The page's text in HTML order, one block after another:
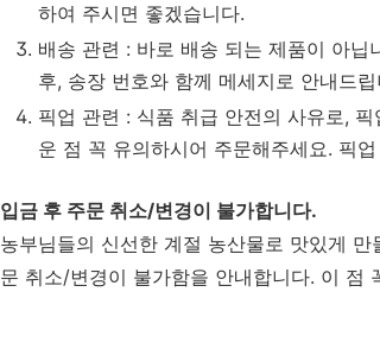
하여 주시면 좋겠습니다.
배송 관련 : 바로 배송 되는 제품이 아
후, 송장 번호와 함께 메세지로 안내드립
픽업 관련 : 식품 취급 안전의 사유로,
운 점 꼭 유의하시어 주문해주세요. 픽
입금 후 주문 취소/변경이 불가합니다.
농부님들의 신선한 계절 농산물로 맛있게
문 취소/변경이 불가함을 안내합니다. 이 점